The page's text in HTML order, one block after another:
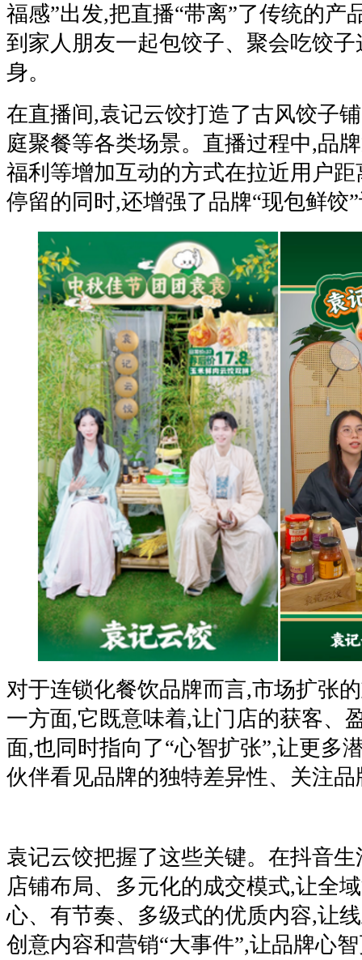
福感”出发,把直播“带离”了传统的产
到家人朋友一起包饺子、聚会吃饺
身。
在直播间,袁记云饺打造了古风饺子
庭聚餐等各类场景。直播过程中,品
福利等增加互动的方式在拉近用户
停留的同时,还增强了品牌“现包鲜饺
对于连锁化餐饮品牌而言,市场扩张
一方面,它既意味着,让门店的获客、
面,也同时指向了“心智扩张”,让更多
伙伴看见品牌的独特差异性、关注
袁记云饺把握了这些关键。在抖音
店铺布局、多元化的成交模式,让全
心、有节奏、多级式的优质内容,让
创意内容和营销“大事件”,让品牌心